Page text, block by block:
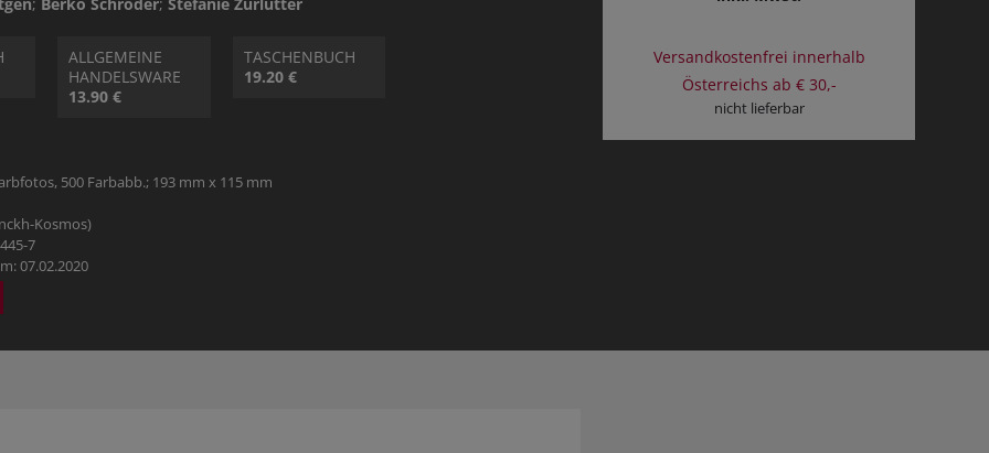
HOBBY
REISE & URLAUB
BÜCHER AUS DEM TYROLIA-VERLAG
ALLGEMEINE
HANDELSWARE
13.90 €
TASCHENBUCH
19.20 €
500 Farbabb.; 193 mm x 115 mm
Kosmos)
7
07.02.2020
Versandkostenfrei innerhalb
Österreichs ab € 30,-
nicht lieferbar